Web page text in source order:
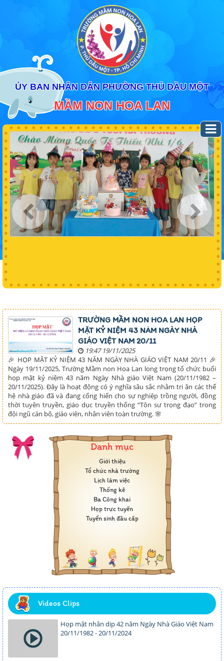
ỦY BAN NHÂN DÂN PHƯỜNG THỦ DẦU MỘT
MẦM NON HOA LAN
TRƯỜNG MẦM NON HOA LAN HỌP
MẶT KỶ NIỆM 43 NĂM NGÀY NHÀ
GIÁO VIỆT NAM 20/11
19:47 19/11/2025
🎉 HỌP MẶT KỶ NIỆM 43 NĂM NGÀY NHÀ GIÁO VIỆT NAM 20/11 🎉
Ngày 19/11/2025, Trường Mầm non Hoa Lan long trọng tổ chức buổi
họp mặt kỷ niệm 43 năm Ngày Nhà giáo Việt Nam (20/11/1982 –
20/11/2025). Đây là hoạt động có ý nghĩa sâu sắc nhằm tri ân các thế
hệ nhà giáo đã và đang cống hiến cho sự nghiệp trồng người, đồng
thời tuyên truyền, giáo dục truyền thống “Tôn sư trọng đạo” trong
đội ngũ cán bộ, giáo viên, nhân viên toàn trường. 🌸
Danh mục
Giới thiệu
Tổ chức nhà trường
Lịch làm việc
Thống kê
Ba Công khai
Họp trực tuyến
Tuyển sinh đầu cấp
Videos Clips
Họp mặt nhân dịp 42 năm Ngày Nhà Giáo Việt Nam
20/11/1982 - 20/11/2024